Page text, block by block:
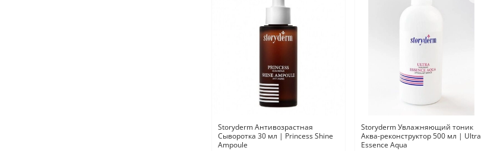
Storyderm Антивозрастная
Сыворотка 30 мл | Princess Shine
Ampoule
Storyderm Увлажняющий тоник
Aква-реконструктор 500 мл | Ultra
Essence Aqua